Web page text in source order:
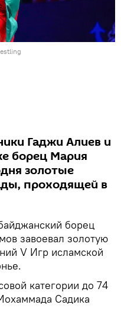
Гаджи Алиев и
борец Мария
золотые
проходящей в
борец
завоевал золотую
V Игр исламской
категории до 74
Садика